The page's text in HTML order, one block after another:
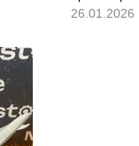
26.01.2026